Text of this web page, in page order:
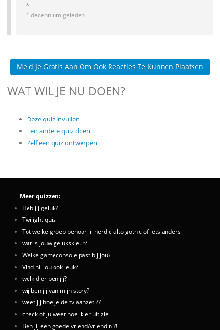
x
1 decennium geleden
Meld Je Gratis Aan Om Ook Reacties Te Kunnen Plaatsen
WAT WIL JE NU DOEN?
Deze quiz invullen
Een andere quiz doen
Zelf een quiz ontwerpen
Meer quizzen:
Heb jij geluk?
Twilight quiz
Tot welke groep behoor jij nerdje alto gothic of iets anders
wat is jouw gelukskleur?
Welke gameconsole past bij jou?
Vind hij jou ook leuk?
welk dier ben jij?
wij ben jij van mijn story?
weet jij hoe je de tv aanzet ??
check of ju weet hoe ik er uit zie
Ben jij een goede vriend/vriendin ?!